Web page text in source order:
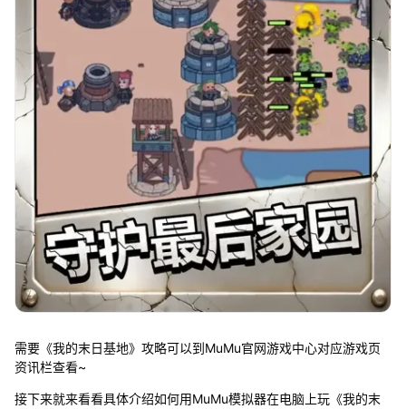
需要《我的末日基地》攻略可以到MuMu官网游戏中心对应游戏页
资讯栏查看~
接下来就来看看具体介绍如何用MuMu模拟器在电脑上玩《我的末